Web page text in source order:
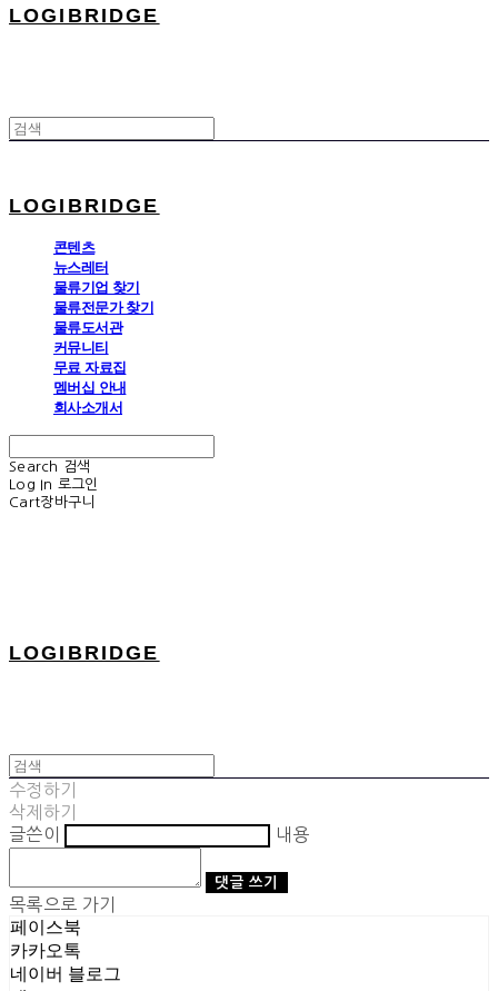
LOGIBRIDGE
LOGIBRIDGE
콘텐츠
뉴스레터
물류기업 찾기
물류전문가 찾기
물류도서관
커뮤니티
무료 자료집
멤버십 안내
회사소개서
Search
검색
Log In 로그인
Cart장바구니
LOGIBRIDGE
수정하기
삭제하기
글쓴이
내용
댓글 쓰기
목록으로 가기
페이스북
카카오톡
네이버 블로그